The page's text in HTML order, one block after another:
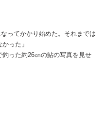
ってかかり始めた。それまでは
った」
釣った約26㎝の鮎の写真を見せ